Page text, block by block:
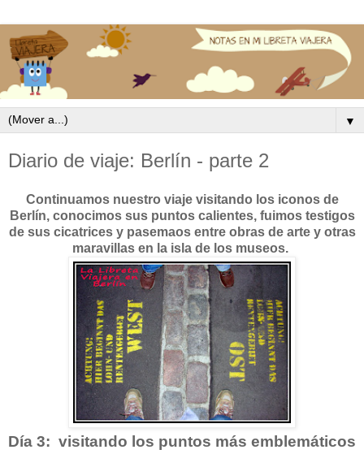
▼
Diario de viaje: Berlín - parte 2
Continuamos nuestro viaje visitando los iconos de
Berlín, conocimos sus puntos calientes, fuimos testigos
de sus cicatrices y pasemaos entre obras de arte y otras
maravillas en la isla de los museos.
Día 3: visitando los puntos más emblemáticos